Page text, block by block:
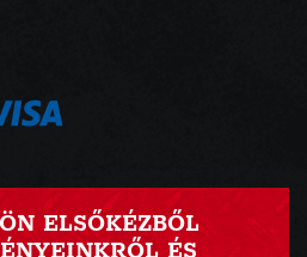
ELSŐKÉZBŐL